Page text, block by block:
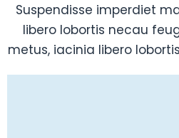
Suspendisse imperdiet
libero lobortis necau
metus, iacinia libero